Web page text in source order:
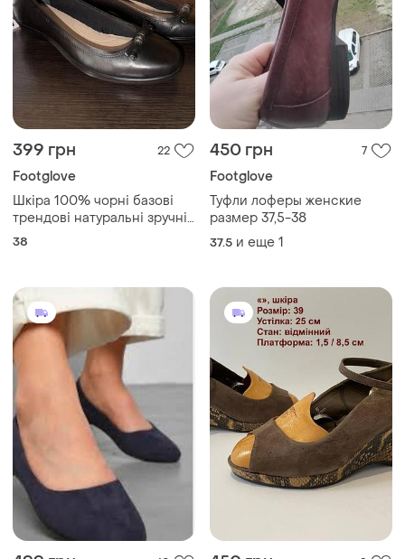
399 грн 22
Footglove
Шкіра 100% чорні базові
трендові натуральні зручні
шикарні мері джейн жіночі
38
450 грн 7
Footglove
Туфли лоферы женские
размер 37,5-38
37.5 и еще 1